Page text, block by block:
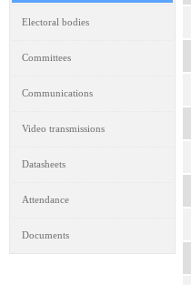
Electoral bodies
Committees
Communications
Video transmissions
Datasheets
Attendance
Documents